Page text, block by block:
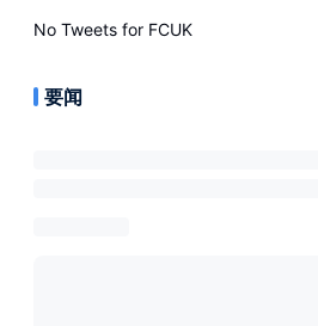
No Tweets for FCUK
要闻